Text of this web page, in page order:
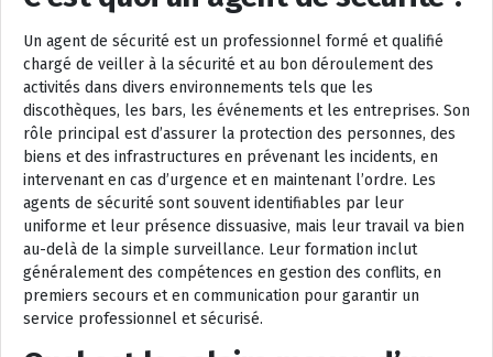
Un agent de sécurité est un professionnel formé et qualifié
chargé de veiller à la sécurité et au bon déroulement des
activités dans divers environnements tels que les
discothèques, les bars, les événements et les entreprises. Son
rôle principal est d’assurer la protection des personnes, des
biens et des infrastructures en prévenant les incidents, en
intervenant en cas d’urgence et en maintenant l’ordre. Les
agents de sécurité sont souvent identifiables par leur
uniforme et leur présence dissuasive, mais leur travail va bien
au-delà de la simple surveillance. Leur formation inclut
généralement des compétences en gestion des conflits, en
premiers secours et en communication pour garantir un
service professionnel et sécurisé.